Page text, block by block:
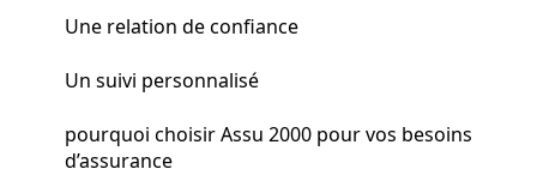
Une relation de confiance
Un suivi personnalisé
pourquoi choisir Assu 2000 pour vos besoins
d’assurance